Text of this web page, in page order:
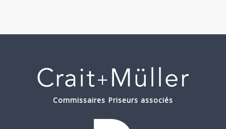
Commissaires Priseurs associés